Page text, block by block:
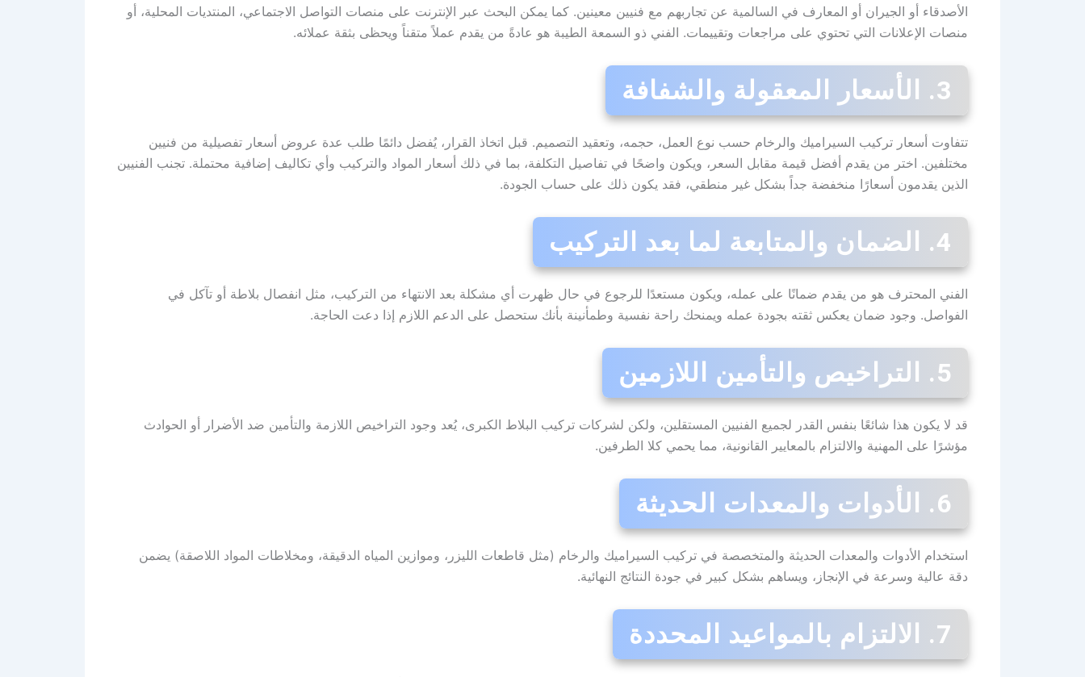
الأصدقاء أو الجيران أو المعارف في السالمية عن تجاربهم مع فنيين معينين. كما يمكن البحث عبر الإنترنت على منصات التواصل الاجتماعي، المنتديات المحلية، أو
منصات الإعلانات التي تحتوي على مراجعات وتقييمات. الفني ذو السمعة الطيبة هو عادةً من يقدم عملاً متقناً ويحظى بثقة عملائه.
3. الأسعار المعقولة والشفافة
تتفاوت أسعار تركيب السيراميك والرخام حسب نوع العمل، حجمه، وتعقيد التصميم. قبل اتخاذ القرار، يُفضل دائمًا طلب عدة عروض أسعار تفصيلية من فنيين
مختلفين. اختر من يقدم أفضل قيمة مقابل السعر، ويكون واضحًا في تفاصيل التكلفة، بما في ذلك أسعار المواد والتركيب وأي تكاليف إضافية محتملة. تجنب الفنيين
الذين يقدمون أسعارًا منخفضة جداً بشكل غير منطقي، فقد يكون ذلك على حساب الجودة.
4. الضمان والمتابعة لما بعد التركيب
الفني المحترف هو من يقدم ضمانًا على عمله، ويكون مستعدًا للرجوع في حال ظهرت أي مشكلة بعد الانتهاء من التركيب، مثل انفصال بلاطة أو تآكل في
الفواصل. وجود ضمان يعكس ثقته بجودة عمله ويمنحك راحة نفسية وطمأنينة بأنك ستحصل على الدعم اللازم إذا دعت الحاجة.
5. التراخيص والتأمين اللازمين
قد لا يكون هذا شائعًا بنفس القدر لجميع الفنيين المستقلين، ولكن لشركات تركيب البلاط الكبرى، يُعد وجود التراخيص اللازمة والتأمين ضد الأضرار أو الحوادث
مؤشرًا على المهنية والالتزام بالمعايير القانونية، مما يحمي كلا الطرفين.
6. الأدوات والمعدات الحديثة
استخدام الأدوات والمعدات الحديثة والمتخصصة في تركيب السيراميك والرخام (مثل قاطعات الليزر، وموازين المياه الدقيقة، ومخلاطات المواد اللاصقة) يضمن
دقة عالية وسرعة في الإنجاز، ويساهم بشكل كبير في جودة النتائج النهائية.
7. الالتزام بالمواعيد المحددة